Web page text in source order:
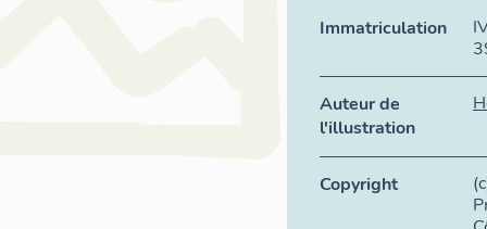
Immatriculation
Auteur de
l'illustration
Copyright